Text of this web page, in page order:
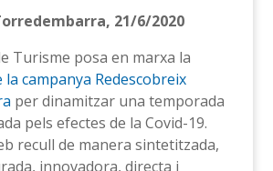
21/6/2020
Turisme posa en marxa la
campanya Redescobreix
per dinamitzar una temporada
pels efectes de la Covid-19.
recull de manera sintetitzada,
innovadora, directa i